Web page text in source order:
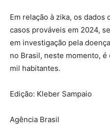
Em relação à zika, os
casos prováveis em 2024,
em investigação pela
no Brasil, neste momento, é
mil habitantes.
Edição: Kleber Sampaio
Agência Brasil